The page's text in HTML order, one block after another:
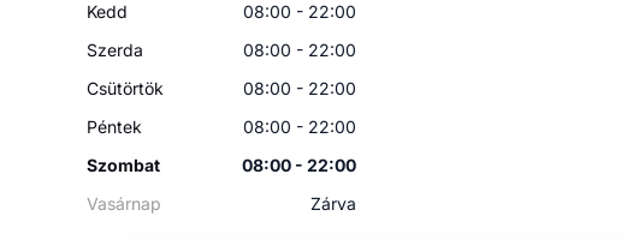
Kedd
08:00 - 22:00
Szerda
08:00 - 22:00
Csütörtök
08:00 - 22:00
Péntek
08:00 - 22:00
Szombat
08:00 - 22:00
Vasárnap
Zárva